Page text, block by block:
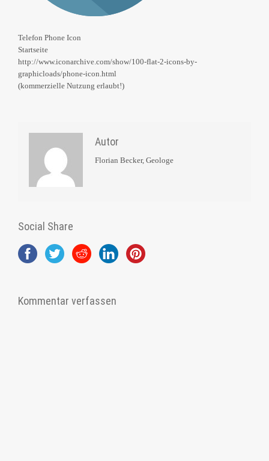
Telefon Phone Icon
Startseite
http://www.iconarchive.com/show/100-flat-2-icons-by-
graphicloads/phone-icon.html
(kommerzielle Nutzung erlaubt!)
Autor
Florian Becker, Geologe
Social Share
Kommentar verfassen